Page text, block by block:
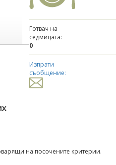
Готвач на
седмицата:
0
Изпрати
съобщение:
на посочените критерии.